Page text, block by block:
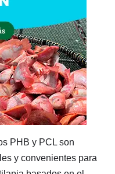
PHB y PCL son
y convenientes para